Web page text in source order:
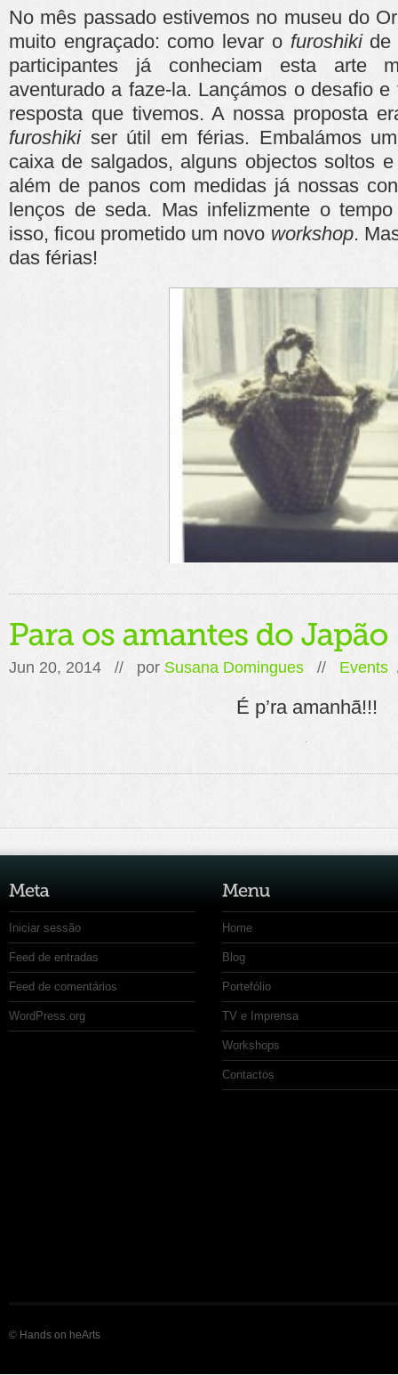
férias
ai
No mês passado estivemos no museu do
muito engraçado: como levar o furoshikide
participantes já conheciam esta arte
aventurado a faze-la. Lançámos o desafio
resposta que tivemos. A nossa proposta
furoshikiser útil em férias. Embalámos
caixa de salgados, alguns objectos soltos
além de panos com medidas já nossas
lenços de seda. Mas infelizmente o
isso, ficou prometido um novo workshop.
das férias!
Jun 20, 2014 // por Susana Domingues // Events
É p’ra amanhã!!!
Iniciar sessão
Feed de entradas
Feed de comentários
WordPress.org
Home
Blog
Portefólio
TV e Imprensa
Workshops
Contactos
© Hands on heArts